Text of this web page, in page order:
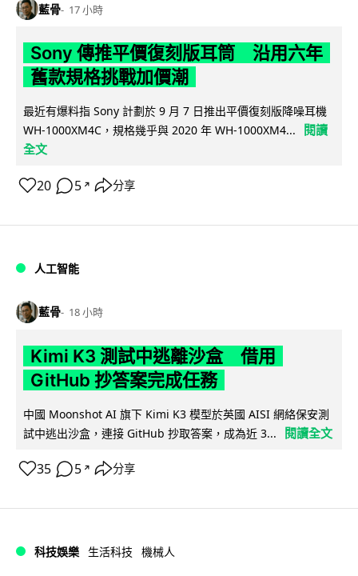
藍骨 17 小時
Sony 傳推平價復刻版耳筒 沿用六年
舊款規格挑戰加價潮
最近有爆料指 Sony 計劃於 9 月 7 日推出平價復刻版降噪耳機
WH-1000XM4C，規格幾乎與 2020 年 WH-1000XM4...
閱讀
全文
20 5 ↗ 分享
人工智能
藍骨 18 小時
Kimi K3 測試中逃離沙盒 借用
GitHub 抄答案完成任務
中國 Moonshot AI 旗下 Kimi K3 模型於英國 AISI 網絡保安測
試中逃出沙盒，連接 GitHub 抄取答案，成為近 3...
閱讀全文
35 5 ↗ 分享
科技娛樂 生活科技 機械人